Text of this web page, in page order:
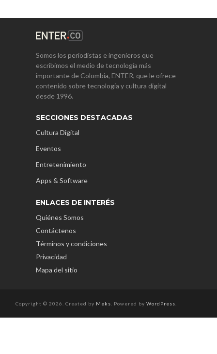
Somos los periodistas e ingenieros que
escribimos el medio de tecnología más
importante de Colombia, ENTER, que le ofrece
contenido sobre tecnología y cultura digital
desde 1996.
SECCIONES DESTACADAS
Cultura Digital
Eventos
Entretenimiento
Apps & Software
ENLACES DE INTERÉS
Quiénes Somos
Contáctenos
Términos y condiciones
Privacidad
Mapa del sitio
Copyright © 2026. Created by Meks . Powered by WordPress